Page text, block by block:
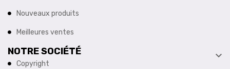
Nouveaux produits
Meilleures ventes
NOTRE SOCIÉTÉ 
Copyright